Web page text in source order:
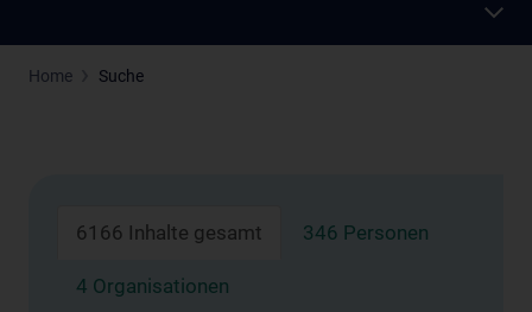
Home Suche
6166 Inhalte gesamt 346 Personen
4 Organisationen